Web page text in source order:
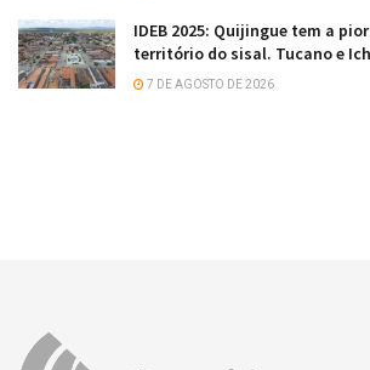
IDEB 2025: Quijingue tem a
território do sisal. Tucano e
7 DE AGOSTO DE 2026